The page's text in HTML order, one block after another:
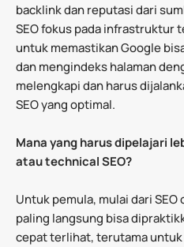
backlink dan reputasi dari
SEO fokus pada infrastruktur
untuk memastikan Google
dan mengindeks halaman
melengkapi dan harus
SEO yang optimal.
Mana yang harus dipelajari
atau technical SEO?
Untuk pemula, mulai dari
paling langsung bisa
cepat terlihat, terutama